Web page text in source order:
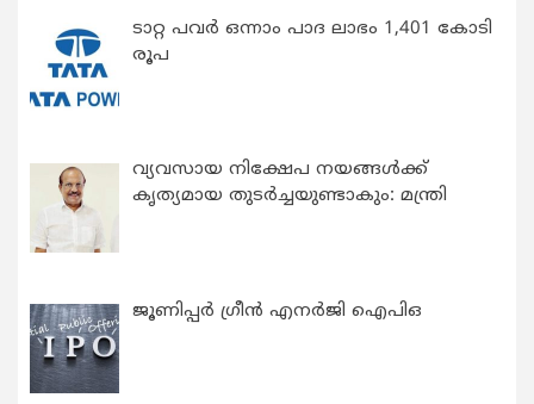
ടാറ്റ പവർ ഒന്നാം പാദ ലാഭം 1,401 കോടി
രൂപ
വ്യവസായ നിക്ഷേപ നയങ്ങള്‍ക്ക്
കൃത്യമായ തുടര്‍ച്ചയുണ്ടാകും: മന്ത്രി
ജൂണിപ്പർ ഗ്രീൻ എനർജി ഐപിഒ